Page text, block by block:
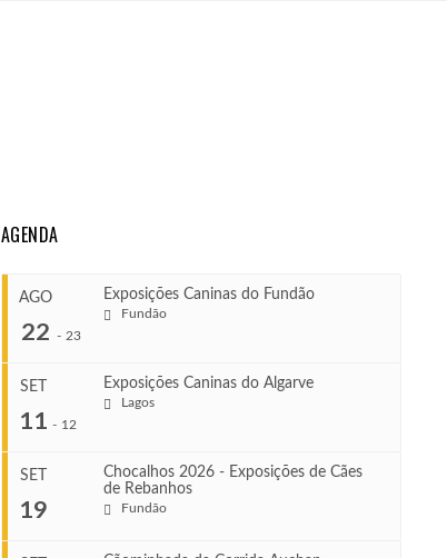
AGENDA
AGO
22 - 23
Exposições Caninas do Fundão
Fundão
Ago 22, 2026
SET
11 - 12
Exposições Caninas do Algarve
Lagos
SET
19
Chocalhos 2026 - Exposições de Cães
de Rebanhos
Fundão